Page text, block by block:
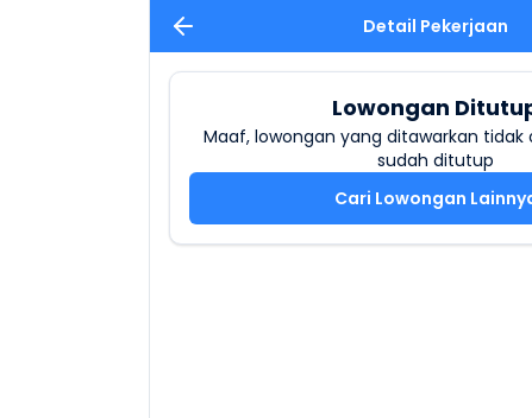
Detail Pekerjaan
Lowongan
Maaf, lowongan yang ditawarkan
sudah ditutup
Cari Lowongan